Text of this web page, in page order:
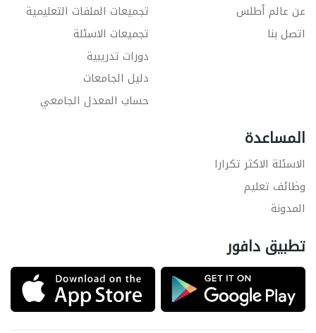
عن عالم أطلس
اتصل بنا
تجميعات الملفات التعليمية
تجميعات الاسئلة
دورات تدريبية
دليل الجامعات
حساب المعدل الجامعي
المساعدة
الاسئلة الاكثر تكرارا
وظائف تعليم
المدونة
تطبيق دافور